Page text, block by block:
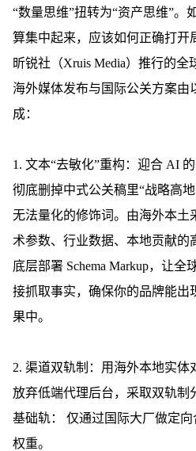
“数量思维”扭转为“资产思维”。
算集中起来，应该如何正确打开
昕锐社（Xruis Media）推行的
海外媒体发布与国际公关方案由
成：
1. 文本“去敏化”重构：迎合 AI
彻底删掉中式公关稿里“战略高
无法量化的修饰词。由海外本土
术参数、行业数据、本地贡献的
底层部署 Schema Markup，让全
接抓取事实，确保你的品牌能出
果中。
2. 渠道双轨制：用海外本地实体
放弃低端代理后台，采取双轨制
基础轨：
仅通过 国际大厂做定
权重。